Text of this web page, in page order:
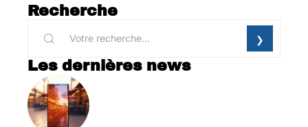
Recherche
Les dernières news